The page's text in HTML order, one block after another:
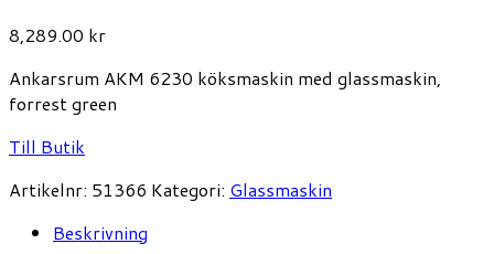
8,289.00 kr
Ankarsrum AKM 6230 köksmaskin med glassmaskin,
forrest green
Till Butik
Artikelnr: 51366 Kategori: Glassmaskin
Beskrivning